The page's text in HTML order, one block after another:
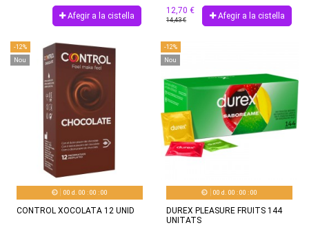
Afegir a la cistella
12,70 €
14,43 € Afegir a la cistella
-12%
Nou
00 d. 00 :00 :00
CONTROL XOCOLATA 12 UNID
-12%
Nou
00 d. 00 :00 :00
DUREX PLEASURE FRUITS 144
UNITATS